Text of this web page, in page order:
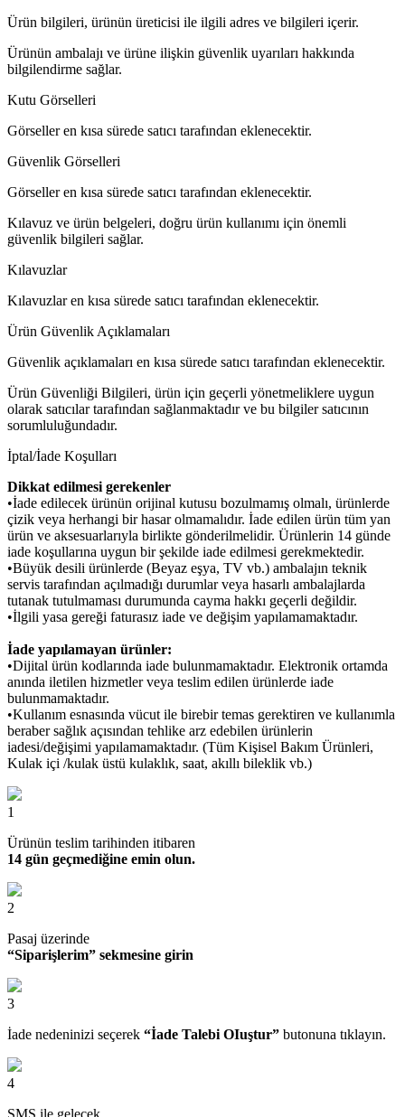
Ürün bilgileri, ürünün üreticisi ile ilgili adres ve bilgileri içerir.
Ürünün ambalajı ve ürüne ilişkin güvenlik uyarıları hakkında
bilgilendirme sağlar.
Kutu Görselleri
Görseller en kısa sürede satıcı tarafından eklenecektir.
Güvenlik Görselleri
Görseller en kısa sürede satıcı tarafından eklenecektir.
Kılavuz ve ürün belgeleri, doğru ürün kullanımı için önemli
güvenlik bilgileri sağlar.
Kılavuzlar
Kılavuzlar en kısa sürede satıcı tarafından eklenecektir.
Ürün Güvenlik Açıklamaları
Güvenlik açıklamaları en kısa sürede satıcı tarafından eklenecektir.
Ürün Güvenliği Bilgileri, ürün için geçerli yönetmeliklere uygun
olarak satıcılar tarafından sağlanmaktadır ve bu bilgiler satıcının
sorumluluğundadır.
İptal/İade Koşulları
Dikkat edilmesi gerekenler
•İade edilecek ürünün orijinal kutusu bozulmamış olmalı, ürünlerde
çizik veya herhangi bir hasar olmamalıdır. İade edilen ürün tüm yan
ürün ve aksesuarlarıyla birlikte gönderilmelidir. Ürünlerin 14 günde
iade koşullarına uygun bir şekilde iade edilmesi gerekmektedir.
•Büyük desili ürünlerde (Beyaz eşya, TV vb.) ambalajın teknik
servis tarafından açılmadığı durumlar veya hasarlı ambalajlarda
tutanak tutulmaması durumunda cayma hakkı geçerli değildir.
•İlgili yasa gereği faturasız iade ve değişim yapılamamaktadır.
İade yapılamayan ürünler:
•Dijital ürün kodlarında iade bulunmamaktadır. Elektronik ortamda
anında iletilen hizmetler veya teslim edilen ürünlerde iade
bulunmamaktadır.
•Kullanım esnasında vücut ile birebir temas gerektiren ve kullanımla
beraber sağlık açısından tehlike arz edebilen ürünlerin
iadesi/değişimi yapılamamaktadır. (Tüm Kişisel Bakım Ürünleri,
Kulak içi /kulak üstü kulaklık, saat, akıllı bileklik vb.)
1
Ürünün teslim tarihinden itibaren
14 gün geçmediğine emin olun.
2
Pasaj üzerinde
“Siparişlerim” sekmesine girin
3
İade nedeninizi seçerek “İade Talebi OIuştur” butonuna tıklayın.
4
SMS ile gelecek